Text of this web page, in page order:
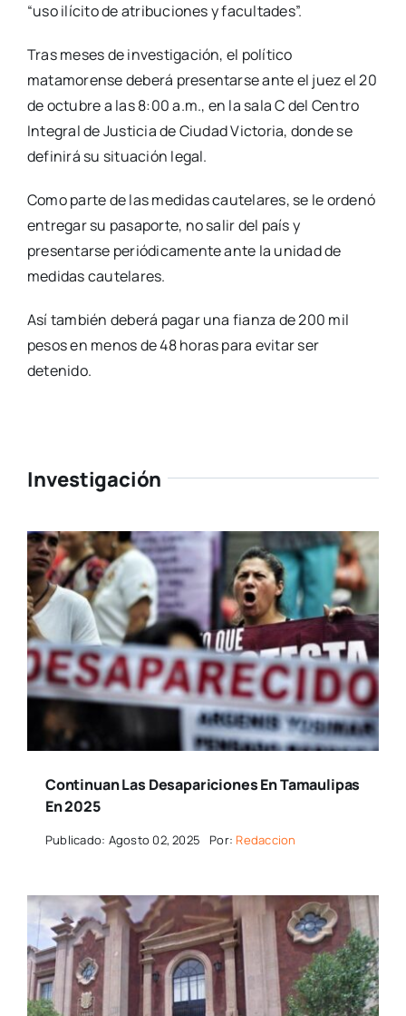
“uso ilícito de atribuciones y facultades”.
Tras meses de investigación, el político
matamorense deberá presentarse ante el juez el 20
de octubre a las 8:00 a.m., en la sala C del Centro
Integral de Justicia de Ciudad Victoria, donde se
definirá su situación legal.
Como parte de las medidas cautelares, se le ordenó
entregar su pasaporte, no salir del país y
presentarse periódicamente ante la unidad de
medidas cautelares.
Así también deberá pagar una fianza de 200 mil
pesos en menos de 48 horas para evitar ser
detenido.
Investigación
Continuan Las Desapariciones En Tamaulipas
En 2025
Publicado: Agosto 02, 2025 Por: Redaccion